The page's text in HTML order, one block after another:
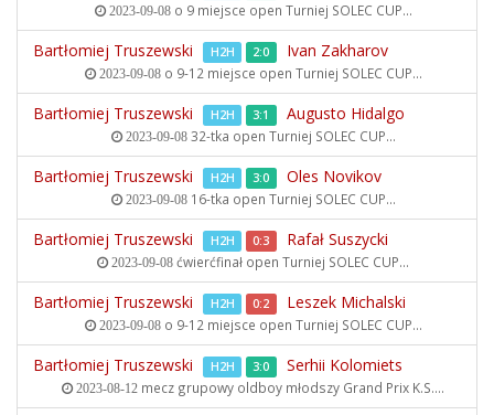
2023-09-08o 9 miejsce open Turniej SOLEC CUP...
Bartłomiej Truszewski H2H 2:0 Ivan Zakharov
2023-09-08o 9-12 miejsce open Turniej SOLEC CUP...
Bartłomiej Truszewski H2H 3:1 Augusto Hidalgo
2023-09-0832-tka open Turniej SOLEC CUP...
Bartłomiej Truszewski H2H 3:0 Oles Novikov
2023-09-0816-tka open Turniej SOLEC CUP...
Bartłomiej Truszewski H2H 0:3 Rafał Suszycki
2023-09-08 ćwierćfinał open Turniej SOLEC CUP...
Bartłomiej Truszewski H2H 0:2 Leszek Michalski
2023-09-08o 9-12 miejsce open Turniej SOLEC CUP...
Bartłomiej Truszewski H2H 3:0 Serhii Kolomiets
2023-08-12 mecz grupowy oldboy młodszy Grand Prix K.S....